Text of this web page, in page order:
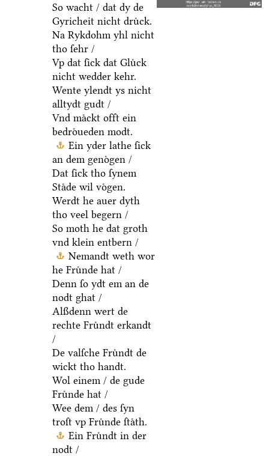
So wacht / dat dy de
Gyricheit nicht druͤck.
Na Rykdohm yhl nicht
tho ſehr /
Vp dat ſick dat Gluͤck
nicht wedder kehr.
Wente ylendt ys nicht
alltydt gudt /
Vnd maͤckt offt ein
bedroͤueden modt.
Ein yder lathe ſick
an dem genoͤgen /
Dat ſick tho ſynem
Staͤde wil voͤgen.
Werdt he auer dyth
tho veel begern /
So moth he dat groth
vnd klein entbern /
Nemandt weth wor
he Fruͤnde hat /
Denn ſo ydt em an de
nodt ghat /
Alßdenn wert de
rechte Fruͤndt erkandt
/
De valſche Fruͤndt de
wickt tho handt.
Wol einem / de gude
Fruͤnde hat /
Wee dem / des ſyn
troſt vp Fruͤnde ſtaͤth.
Ein Fruͤndt in der
nodt /